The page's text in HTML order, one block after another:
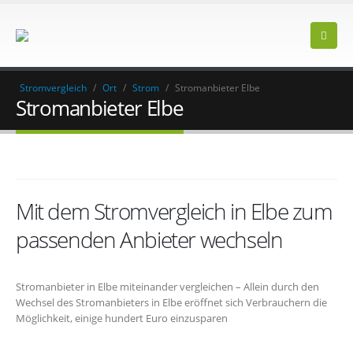
Stromvergleich / Ort / Strom / Stromanbieter Elbe
Stromanbieter Elbe
Mit dem Stromvergleich in Elbe zum
passenden Anbieter wechseln
Stromanbieter in Elbe miteinander vergleichen – Allein durch den
Wechsel des Stromanbieters in Elbe eröffnet sich Verbrauchern die
Möglichkeit, einige hundert Euro einzusparen